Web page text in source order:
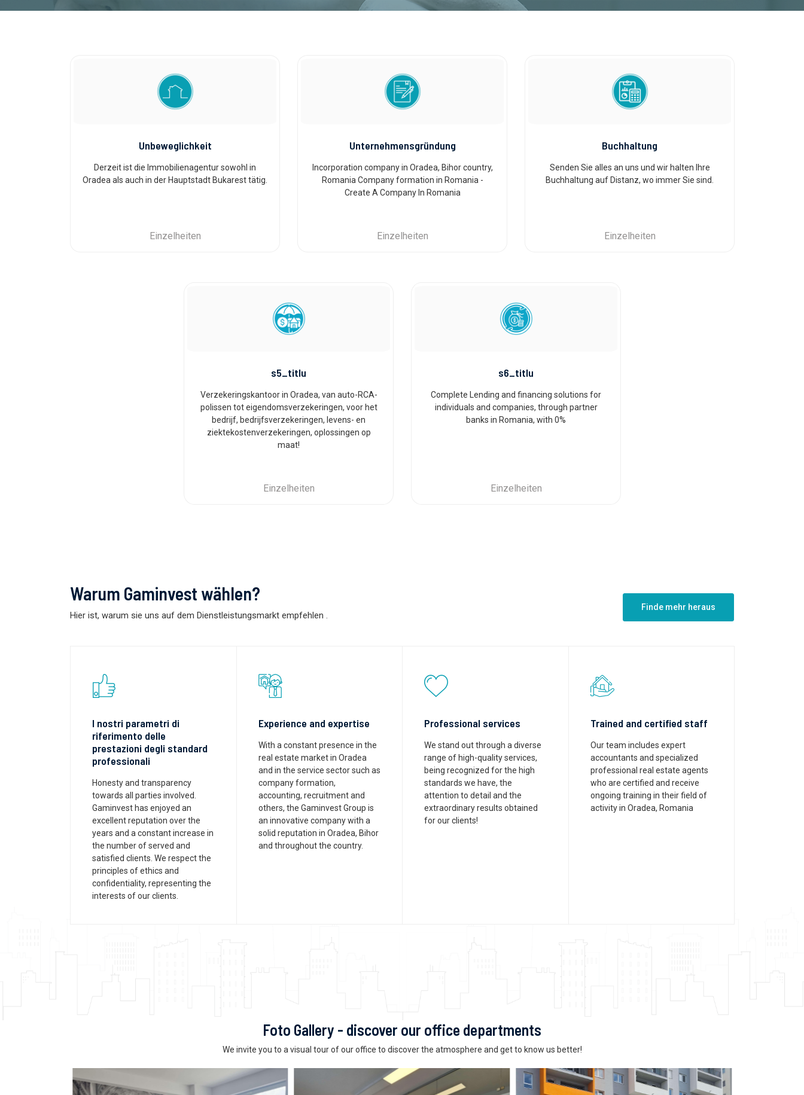
Unbeweglichkeit
Derzeit ist die Immobilienagentur sowohl in
Oradea als auch in der Hauptstadt Bukarest tätig.
Einzelheiten
Unternehmensgründung
Incorporation company in Oradea, Bihor country,
Romania Company formation in Romania -
Create A Company In Romania
Einzelheiten
Buchhaltung
Senden Sie alles an uns und wir halten Ihre
Buchhaltung auf Distanz, wo immer Sie sind.
Einzelheiten
s5_titlu
Verzekeringskantoor in Oradea, van auto-RCA-
polissen tot eigendomsverzekeringen, voor het
bedrijf, bedrijfsverzekeringen, levens- en
ziektekostenverzekeringen, oplossingen op
maat!
Einzelheiten
s6_titlu
Complete Lending and financing solutions for
individuals and companies, through partner
banks in Romania, with 0%
Einzelheiten
Warum Gaminvest wählen?
Hier ist, warum sie uns auf dem Dienstleistungsmarkt empfehlen
Finde mehr heraus
I nostri parametri di
riferimento delle
prestazioni degli standard
professionali
Honesty and transparency
towards all parties involved.
Gaminvest has enjoyed an
excellent reputation over the
years and a constant increase in
the number of served and
satisfied clients. We respect the
principles of ethics and
confidentiality, representing the
interests of our clients.
Experience and expertise
With a constant presence in the
real estate market in Oradea
and in the service sector such as
company formation,
accounting, recruitment and
others, the Gaminvest Group is
an innovative company with a
solid reputation in Oradea, Bihor
and throughout the country.
Professional services
We stand out through a diverse
range of high-quality services,
being recognized for the high
standards we have, the
attention to detail and the
extraordinary results obtained
for our clients!
Trained and certified staff
Our team includes expert
accountants and specialized
professional real estate agents
who are certified and receive
ongoing training in their field of
activity in Oradea, Romania
Foto Gallery - discover our office departments
We invite you to a visual tour of our office to discover the atmosphere and get to know us better!